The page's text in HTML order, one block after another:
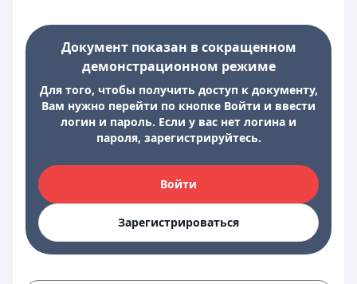
Документ показан в сокращенном
демонстрационном режиме
Для того, чтобы получить доступ к документу,
Вам нужно перейти по кнопке Войти и ввести
логин и пароль. Если у вас нет логина и
пароля, зарегистрируйтесь.
Войти
Зарегистрироваться